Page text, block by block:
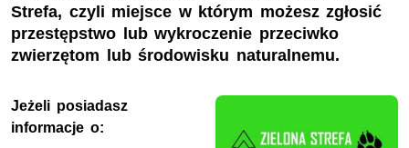
Strefa, czyli miejsce w którym możesz zgłosić
przestępstwo lub wykroczenie przeciwko
zwierzętom lub środowisku naturalnemu.
Jeżeli posiadasz
informacje o: